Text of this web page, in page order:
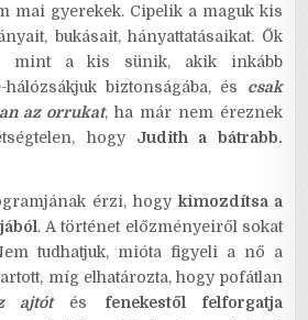
mai gyerekek. Cipelik a maguk kis
bukásait, hányattatásaikat. Ők
mint a kis sünik, akik inkább
biztonságába, és csak
az orrukat, ha már nem éreznek
hogy Judith a bátrabb.
érzi, hogy kimozdítsa a
. A történet előzményeiről sokat
tudhatjuk, mióta figyeli a nő a
míg elhatározta, hogy pofátlan
ajtótés fenekestől felforgatja